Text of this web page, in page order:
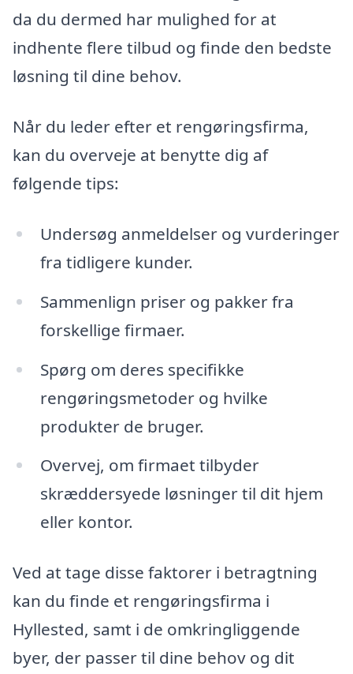
da du dermed har mulighed for at
indhente flere tilbud og finde den bedste
løsning til dine behov.
Når du leder efter et rengøringsfirma,
kan du overveje at benytte dig af
følgende tips:
Undersøg anmeldelser og vurderinger
fra tidligere kunder.
Sammenlign priser og pakker fra
forskellige firmaer.
Spørg om deres specifikke
rengøringsmetoder og hvilke
produkter de bruger.
Overvej, om firmaet tilbyder
skræddersyede løsninger til dit hjem
eller kontor.
Ved at tage disse faktorer i betragtning
kan du finde et rengøringsfirma i
Hyllested, samt i de omkringliggende
byer, der passer til dine behov og dit